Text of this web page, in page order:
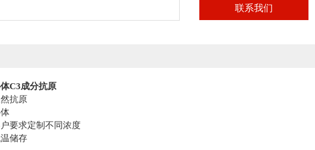
联系我们
C3成分抗原
抗原
要求定制不同浓度
储存